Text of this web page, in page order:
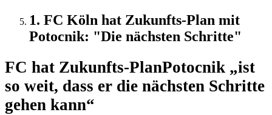
1. FC Köln hat Zukunfts-Plan mit
Potocnik: "Die nächsten Schritte"
FC hat Zukunfts-PlanPotocnik „ist
so weit, dass er die nächsten Schritte
gehen kann“